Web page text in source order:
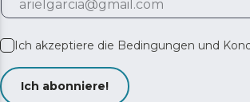
Ich akzeptiere die Bedingungen und
Ich abonniere!